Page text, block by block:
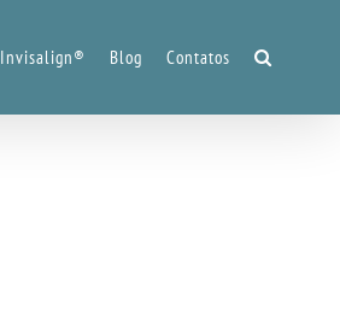
Invisalign® Blog Contatos